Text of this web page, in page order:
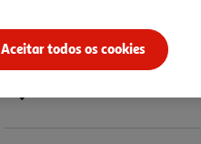
Aceitar todos os cookies